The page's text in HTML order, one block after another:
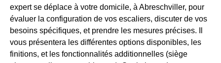
expert se déplace à votre domicile, à Abreschviller, pour
évaluer la configuration de vos escaliers, discuter de vos
besoins spécifiques, et prendre les mesures précises. Il
vous présentera les différentes options disponibles, les
finitions, et les fonctionnalités additionnelles (siège